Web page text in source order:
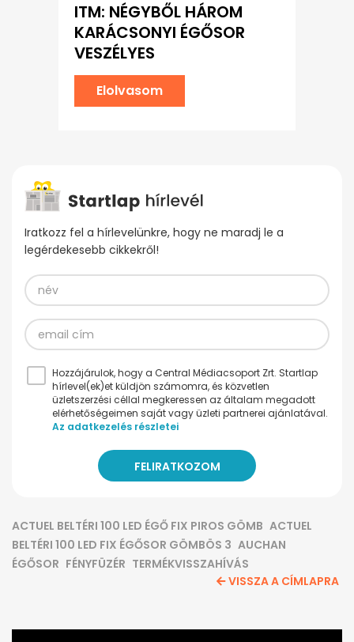
ITM: NÉGYBŐL HÁROM
KARÁCSONYI ÉGŐSOR
VESZÉLYES
Elolvasom
Iratkozz fel a hírlevelünkre, hogy ne maradj le a
legérdekesebb cikkekről!
Hozzájárulok, hogy a Central Médiacsoport Zrt. Startlap
hírlevel(ek)et küldjön számomra, és közvetlen
üzletszerzési céllal megkeressen az általam megadott
elérhetőségeimen saját vagy üzleti partnerei ajánlatával.
Az adatkezelés részletei
ACTUEL BELTÉRI 100 LED ÉGŐ FIX PIROS GÖMB ACTUEL
BELTÉRI 100 LED FIX ÉGŐSOR GÖMBÖS 3 AUCHAN
ÉGŐSOR FÉNYFÜZÉR TERMÉKVISSZAHÍVÁS
VISSZA A CÍMLAPRA